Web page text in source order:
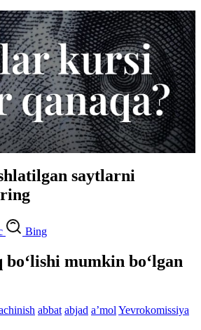
saytlarni
Bing
bo‘lishi mumkin bo‘lgan
abbat abjad aʼmol Yevrokomissiya